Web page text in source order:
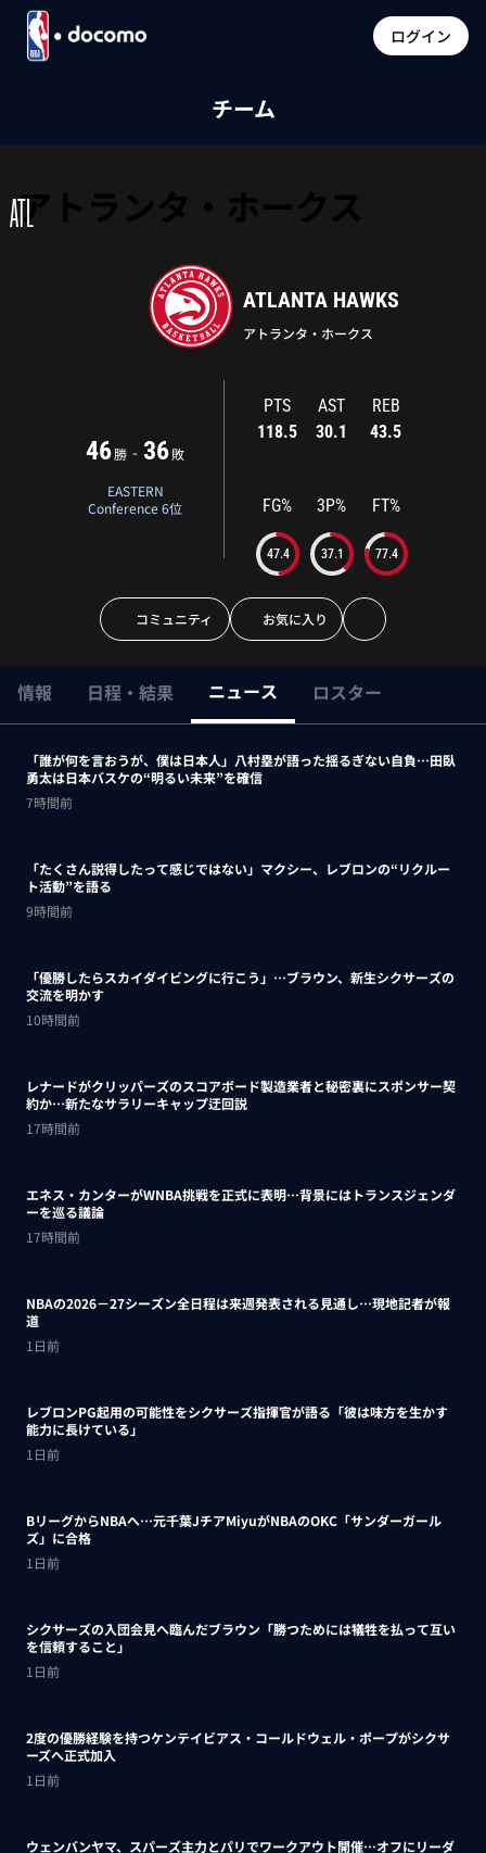
ログイン
チーム
アトランタ・ホークス
ATL
ATLANTA HAWKS
アトランタ・ホークス
46勝 - 36敗
EASTERN
Conference 6位
PTS
118.5
AST
30.1
REB
43.5
FG%
47.4
3P%
37.1
FT%
77.4
コミュニティ お気に入り
情報 日程・結果 ニュース ロスター
「誰が何を言おうが、僕は日本人」八村塁が語った揺るぎない自負…田臥
勇太は日本バスケの“明るい未来”を確信
7時間前
「たくさん説得したって感じではない」マクシー、レブロンの“リクルー
ト活動”を語る
9時間前
「優勝したらスカイダイビングに行こう」…ブラウン、新生シクサーズの
交流を明かす
10時間前
レナードがクリッパーズのスコアボード製造業者と秘密裏にスポンサー契
約か‬…新たなサラリーキャップ迂回説
17時間前
エネス・カンターがWNBA挑戦を正式に表明…背景にはトランスジェンダ
ーを巡る議論
17時間前
NBAの2026－27シーズン全日程は来週発表される見通し…現地記者が報
道
1日前
レブロンPG起用の可能性をシクサーズ指揮官が語る「彼は味方を生かす
能力に長けている」
1日前
BリーグからNBAへ…元千葉JチアMiyuがNBAのOKC「サンダーガール
ズ」に合格
1日前
シクサーズの入団会見へ臨んだブラウン「勝つためには犠牲を払って互い
を信頼すること」
1日前
2度の優勝経験を持つケンテイビアス・コールドウェル・ポープがシクサ
ーズへ正式加入
1日前
ウェンバンヤマ、スパーズ主力とパリでワークアウト開催…オフにリーダ